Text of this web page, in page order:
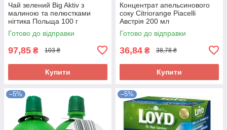
Чай зелений Big Aktiv з
малиною та пелюстками
нігтика Польща 100 г
Готово до відправки
97,85 ₴ 103 ₴
Купити
Концентрат апельсинового
соку Citriorange Piacelli
Австрія 200 мл
Готово до відправки
36,84 ₴ 38,78 ₴
Купити
–5% –5%